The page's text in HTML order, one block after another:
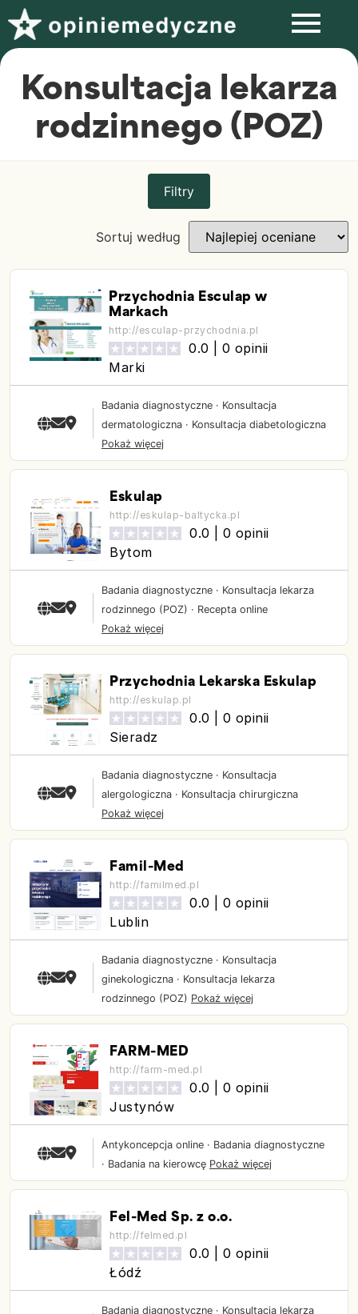
Konsultacja lekarza
rodzinnego (POZ)
Filtry
Sortuj według
Przychodnia Esculap w
Markach
http://esculap-przychodnia.pl
0.0 |
0 opinii
Marki
Badania diagnostyczne · Konsultacja
dermatologiczna · Konsultacja diabetologiczna
Pokaż więcej
Eskulap
http://eskulap-baltycka.pl
0.0 |
0 opinii
Bytom
Badania diagnostyczne · Konsultacja lekarza
rodzinnego (POZ) · Recepta online
Pokaż więcej
Przychodnia Lekarska Eskulap
http://eskulap.pl
0.0 |
0 opinii
Sieradz
Badania diagnostyczne · Konsultacja
alergologiczna · Konsultacja chirurgiczna
Pokaż więcej
Famil-Med
http://familmed.pl
0.0 |
0 opinii
Lublin
Badania diagnostyczne · Konsultacja
ginekologiczna · Konsultacja lekarza
rodzinnego (POZ) Pokaż więcej
FARM-MED
http://farm-med.pl
0.0 |
0 opinii
Justynów
Antykoncepcja online · Badania diagnostyczne
· Badania na kierowcę Pokaż więcej
Fel-Med Sp. z o.o.
http://felmed.pl
0.0 |
0 opinii
Łódź
Badania diagnostyczne · Konsultacja lekarza